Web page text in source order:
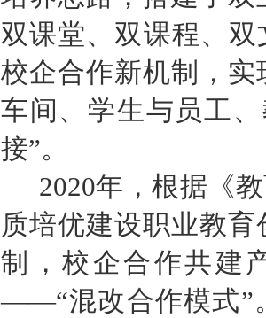
双课堂、双课程、
校企合作新机制，
车间、学生与员工
接”。
2020年，根据《
质培优建设职业教
制，校企合作共建
——“混改合作模式”